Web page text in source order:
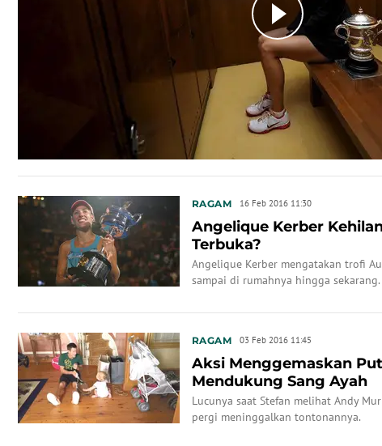
RAGAM 16 Feb 2016 11:30
Angelique Kerber
Terbuka?
Angelique Kerber mengatakan trofi
sampai di rumahnya hingga sekarang.
RAGAM 03 Feb 2016 11:45
Aksi Menggemaskan
Mendukung Sang Ayah
Lucunya saat Stefan melihat Andy
pergi meninggalkan tontonannya.